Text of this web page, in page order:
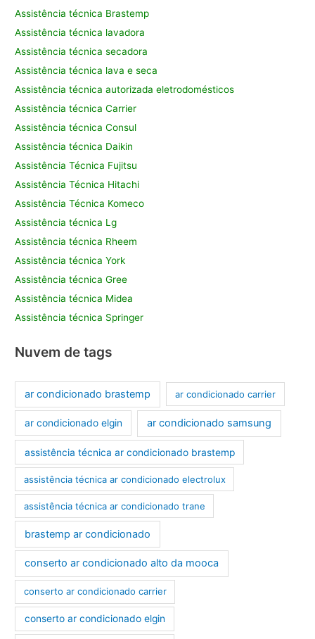
Assistência técnica Brastemp
Assistência técnica lavadora
Assistência técnica secadora
Assistência técnica lava e seca
Assistência técnica autorizada eletrodomésticos
Assistência técnica Carrier
Assistência técnica Consul
Assistência técnica Daikin
Assistência Técnica Fujitsu
Assistência Técnica Hitachi
Assistência Técnica Komeco
Assistência técnica Lg
Assistência técnica Rheem
Assistência técnica York
Assistência técnica Gree
Assistência técnica Midea
Assistência técnica Springer
Nuvem de tags
ar condicionado brastemp ar condicionado carrier
ar condicionado elgin ar condicionado samsung
assistência técnica ar condicionado brastemp
assistência técnica ar condicionado electrolux
assistência técnica ar condicionado trane
brastemp ar condicionado
conserto ar condicionado alto da mooca
conserto ar condicionado carrier
conserto ar condicionado elgin